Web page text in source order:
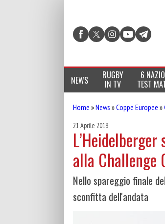
NEWS RUGBY
IN TV
6
TEST
Home »News »Coppe Europee »
21 Aprile 2018
alla Challenge
Nello spareggio finale
sconfitta dell'andata